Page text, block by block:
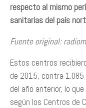
respecto al mismo
sanitarias del país
Fuente original:
Estos centros
de 2015, contra
del año anterior, lo
según los Centros de